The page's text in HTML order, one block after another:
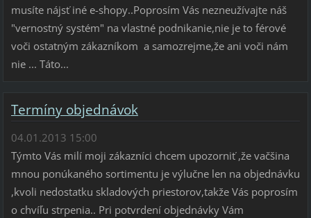
musíte nájsť iné e-shopy..Poprosím Vás nezneužívajte náš
"vernostný systém" na vlastné podnikanie,nie je to férové
voči ostatným zákazníkom a samozrejme,že ani voči nám
nie ... Táto...
Termíny objednávok
04.01.2013 15:00
Týmto Vás milí moji zákazníci chcem upozorniť ,že vačšina
mnou ponúkaného sortimentu je výlučne len na objednávku
,kvoli nedostatku skladových priestorov,takže Vás poprosím
o chvíľu strpenia.. Pri potvrdení objednávky Vám